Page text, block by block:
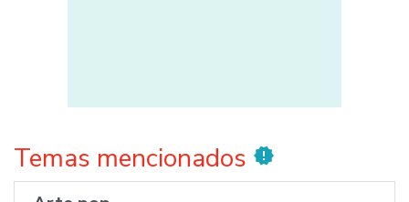
Temas mencionados new_releases